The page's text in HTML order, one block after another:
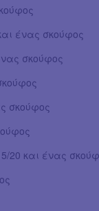
ένας σκούφος
σκούφος
σκούφος
20 και ένας